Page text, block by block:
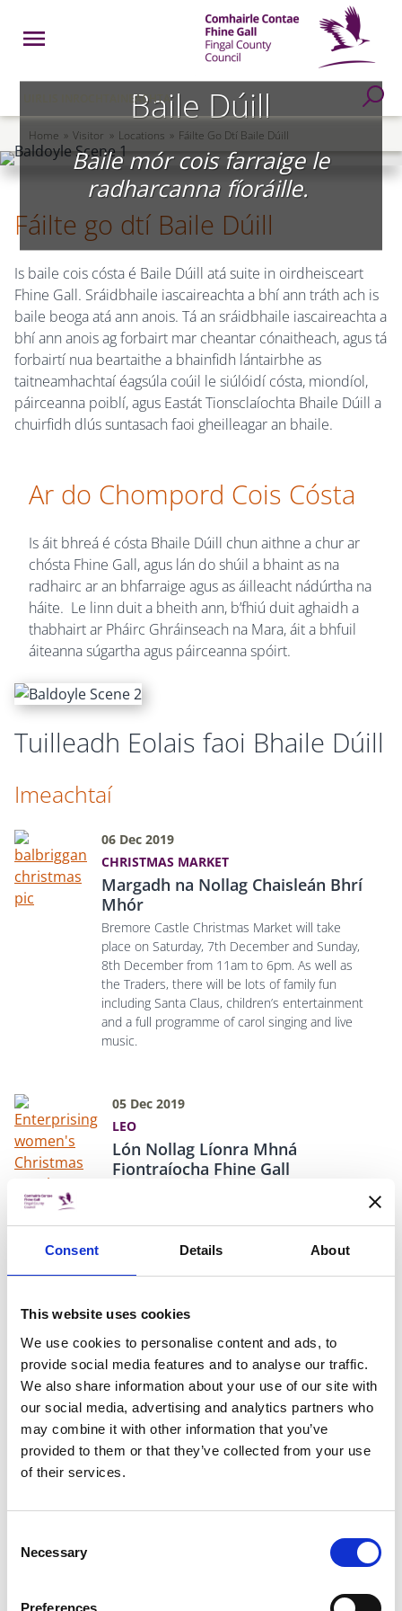
Consent Details About
This website uses cookies
We use cookies to personalise content and ads, to
provide social media features and to analyse our traffic.
We also share information about your use of our site with
our social media, advertising and analytics partners who
may combine it with other information that you’ve
provided to them or that they’ve collected from your use
of their services.
Selection
Necessary
Preferences
Open Menu
Fingal County Council
UIRLIS INROCHTAINEACHTA Go to Search Page
Breadcrumb
Home Visitor Locations Fáilte Go Dtí Baile Dúill
Baile Dúill
Baile mór cois farraige le
radharcanna fíoráille.
Fáilte go dtí Baile Dúill
Is baile cois cósta é Baile Dúill atá suite in oirdheisceart
Fhine Gall. Sráidbhaile iascaireachta a bhí ann tráth ach is
baile beoga atá ann anois. Tá an sráidbhaile iascaireachta a
bhí ann anois ag forbairt mar cheantar cónaitheach, agus tá
forbairtí nua beartaithe a bhainfidh lántairbhe as
taitneamhachtaí éagsúla coúil le siúlóidí cósta, miondíol,
páirceanna poiblí, agus Eastát Tionsclaíochta Bhaile Dúill a
chuirfidh dlús suntasach faoi gheilleagar an bhaile.
Ar do Chompord Cois Cósta
Is áit bhreá é cósta Bhaile Dúill chun aithne a chur ar
chósta Fhine Gall, agus lán do shúil a bhaint as na
radhairc ar an bhfarraige agus as áilleacht nádúrtha na
háite. Le linn duit a bheith ann, b’fhiú duit aghaidh a
thabhairt ar Pháirc Ghráinseach na Mara, áit a bhfuil
áiteanna súgartha agus páirceanna spóirt.
Tuilleadh Eolais faoi Bhaile Dúill
Imeachtaí
06 Dec 2019
CHRISTMAS MARKET
Margadh na Nollag Chaisleán Bhrí
Mhór
Bremore Castle Christmas Market will take
place on Saturday, 7th December and Sunday,
8th December from 11am to 6pm. As well as
the Traders, there will be lots of family fun
including Santa Claus, children’s entertainment
and a full programme of carol singing and live
music.
05 Dec 2019
LEO
Lón Nollag Líonra Mhná
Fiontraíocha Fhine Gall
Fhine Gall ar siúl ar anDéardaoin, an 5
Óstán agus Club Tuaithe
Nuacht
12 Nov 2019
HALLOWEEN AMNESTY
Fógraíonn Comhairle Contae Fhine
Gall gur éirigh thar cionn le Pardún
na Samhna d’ábhar indóite
Tá sé fógartha ag Comhairle Contae Fhine Gall
deis d’úinéirí tí ábhar indóite a dhiúscairt saor in